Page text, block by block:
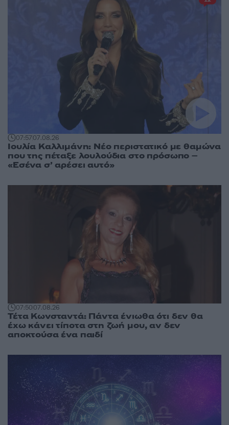
07:5707.08.26
Ιουλία Καλλιμάνη: Νέο περιστατικό με θαμώνα
που της πέταξε λουλούδια στο πρόσωπο –
«Εσένα σ’ αρέσει αυτό»
07:5007.08.26
Τέτα Κωνσταντά: Πάντα ένιωθα ότι δεν θα
έχω κάνει τίποτα στη ζωή μου, αν δεν
αποκτούσα ένα παιδί